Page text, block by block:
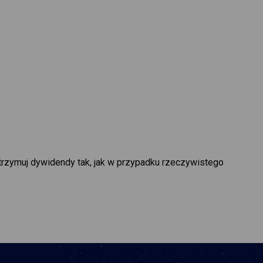
dywidendy tak, jak w przypadku rzeczywistego